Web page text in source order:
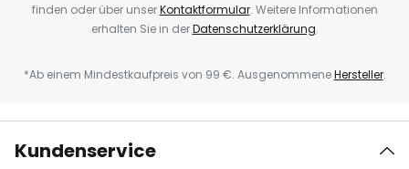
finden oder über unserKontaktformular. Weitere Informationen
erhalten Sie in derDatenschutzerklärung.
*Ab einem Mindestkaufpreis von 99 €. AusgenommeneHersteller.
Kundenservice